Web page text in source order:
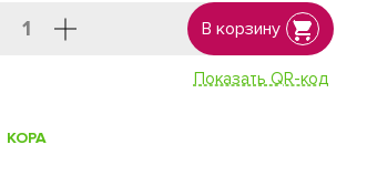
В корзину
Показать QR-код
КОРА